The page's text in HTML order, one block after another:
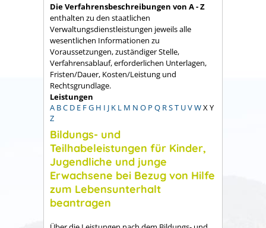
Die Verfahrensbeschreibungen von A - Z
enthalten zu den staatlichen
Verwaltungsdienstleistungen jeweils alle
wesentlichen Informationen zu
Voraussetzungen, zuständiger Stelle,
Verfahrensablauf, erforderlichen Unterlagen,
Fristen/Dauer, Kosten/Leistung und
Rechtsgrundlage.
Leistungen
A BC D E FG H I J K L M N O P Q RST UVWX Y
Z
Bildungs- und
Teilhabeleistungen für Kinder,
Jugendliche und junge
Erwachsene bei Bezug von Hilfe
zum Lebensunterhalt
beantragen